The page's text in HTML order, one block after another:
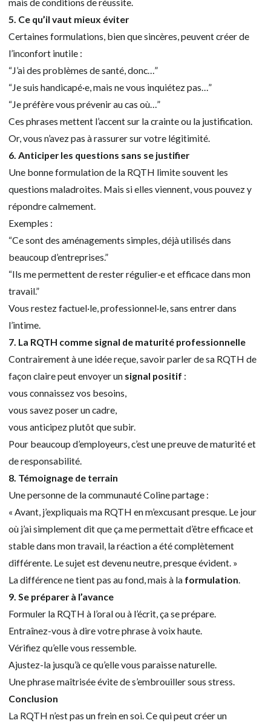
5. Ce qu’il vaut mieux éviter
Certaines formulations, bien que sincères, peuvent créer de
l’inconfort inutile :
“J’ai des problèmes de santé, donc…”
“Je suis handicapé·e, mais ne vous inquiétez pas…”
“Je préfère vous prévenir au cas où…”
Ces phrases mettent l’accent sur la crainte ou la justification.
Or, vous n’avez pas à rassurer sur votre légitimité.
6. Anticiper les questions sans se justifier
Une bonne formulation de la RQTH limite souvent les
questions maladroites. Mais si elles viennent, vous pouvez y
répondre calmement.
Exemples :
“Ce sont des aménagements simples, déjà utilisés dans
beaucoup d’entreprises.”
“Ils me permettent de rester régulier·e et efficace dans mon
travail.”
Vous restez factuel·le, professionnel·le, sans entrer dans
l’intime.
7. La RQTH comme signal de maturité professionnelle
Contrairement à une idée reçue, savoir parler de sa RQTH de
façon claire peut envoyer un signal positif :
vous connaissez vos besoins,
vous savez poser un cadre,
vous anticipez plutôt que subir.
Pour beaucoup d’employeurs, c’est une preuve de maturité et
de responsabilité.
8. Témoignage de terrain
Une personne de la communauté Coline partage :
« Avant, j’expliquais ma RQTH en m’excusant presque. Le jour
où j’ai simplement dit que ça me permettait d’être efficace et
stable dans mon travail, la réaction a été complètement
différente. Le sujet est devenu neutre, presque évident. »
La différence ne tient pas au fond, mais à la formulation.
9. Se préparer à l’avance
Formuler la RQTH à l’oral ou à l’écrit, ça se prépare.
Entraînez-vous à dire votre phrase à voix haute.
Vérifiez qu’elle vous ressemble.
Ajustez-la jusqu’à ce qu’elle vous paraisse naturelle.
Une phrase maîtrisée évite de s’embrouiller sous stress.
Conclusion
La RQTH n’est pas un frein en soi. Ce qui peut créer un